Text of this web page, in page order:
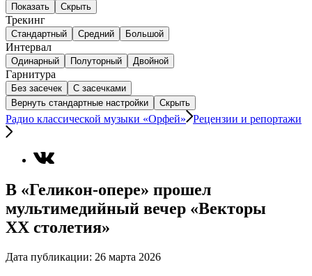
Показать Скрыть
Трекинг
Стандартный Средний Большой
Интервал
Одинарный Полуторный Двойной
Гарнитура
Без засечек
С засечками
Вернуть стандартные настройки
Скрыть
Радио классической музыки «Орфей» Рецензии и репортажи
В «Геликон-опере» прошел
мультимедийный вечер «Векторы
XX столетия»
Дата публикации: 26 марта 2026